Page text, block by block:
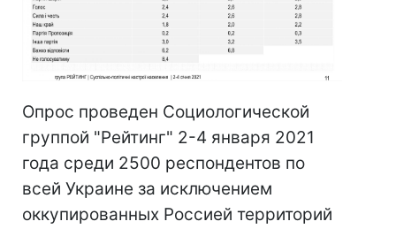
Опрос проведен Социологической
группой "Рейтинг" 2-4 января 2021
года среди 2500 респондентов по
всей Украине за исключением
оккупированных Россией территорий